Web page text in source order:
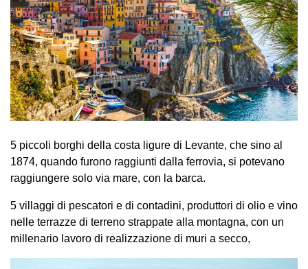
5 piccoli borghi della costa ligure di Levante, che sino al
1874, quando furono raggiunti dalla ferrovia, si potevano
raggiungere solo via mare, con la barca.
5 villaggi di pescatori e di contadini, produttori di olio e vino
nelle terrazze di terreno strappate alla montagna, con un
millenario lavoro di realizzazione di muri a secco,